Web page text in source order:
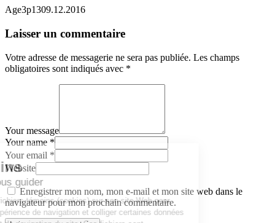
Age3p1309.12.2016
Laisser un commentaire
Votre adresse de messagerie ne sera pas publiée. Les champs
obligatoires sont indiqués avec *
Your message
Your name *
Your email *
Website
Enregistrer mon nom, mon e-mail et mon site web dans le
navigateur pour mon prochain commentaire.